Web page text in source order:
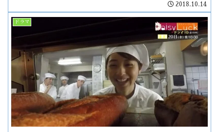
2018.10.14
ドラマ